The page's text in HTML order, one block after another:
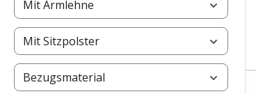
Mit Armlehne
Mit Sitzpolster
Bezugsmaterial